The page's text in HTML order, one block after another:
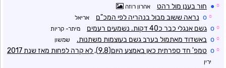
☼
● חור בענן מול רהט אהרון רוזה
☼
o נראה ששוב מבול בנהריה לפי המכ"ם אריאל
☼
o גשם אנגלי כבר כ40 דקות. נשמעים רעמים מיתר- קריות
☼
o באשדוד מאתמול בערב גשם בעוצמות משתנות. שמשון
☼
o טמפ' חד ספרתית כאן באמצע היום(9.8), לא קרה לפחות מאז שנת 2017
ירין